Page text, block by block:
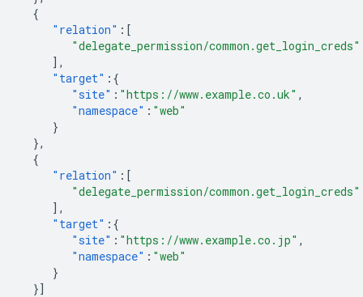
{
"relation" :[
"delegate_permission/common.get_login_creds"
],
"target" :{
"site" : "https://www.example.co.uk" ,
"namespace" : "web"
}
},
{
"relation" :[
"delegate_permission/common.get_login_creds"
],
"target" :{
"site" : "https://www.example.co.jp" ,
"namespace" : "web"
}
}]